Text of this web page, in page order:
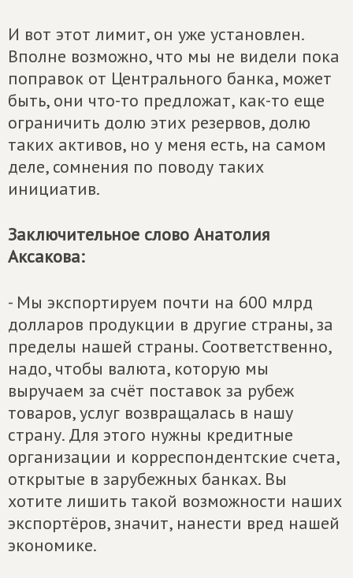
И вот этот лимит, он уже установлен.
Вполне возможно, что мы не видели пока
поправок от Центрального банка, может
быть, они что-то предложат, как-то еще
ограничить долю этих резервов, долю
таких активов, но у меня есть, на самом
деле, сомнения по поводу таких
инициатив.
Заключительное слово Анатолия
Аксакова:
- Мы экспортируем почти на 600 млрд
долларов продукции в другие страны, за
пределы нашей страны. Соответственно,
надо, чтобы валюта, которую мы
выручаем за счёт поставок за рубеж
товаров, услуг возвращалась в нашу
страну. Для этого нужны кредитные
организации и корреспондентские счета,
открытые в зарубежных банках. Вы
хотите лишить такой возможности наших
экспортёров, значит, нанести вред нашей
экономике.